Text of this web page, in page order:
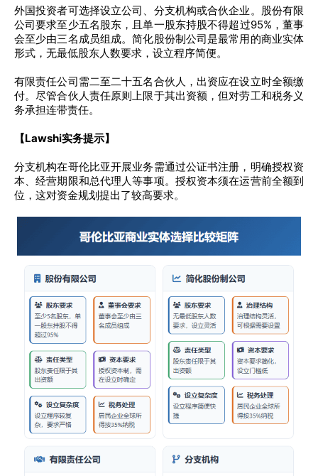
外国投资者可选择设立公司、分支机构或合伙企业。股份有限
公司要求至少五名股东，且单一股东持股不得超过95%，董事
会至少由三名成员组成。简化股份制公司是最常用的商业实体
形式，无最低股东人数要求，设立程序简便。
有限责任公司需二至二十五名合伙人，出资应在设立时全额缴
付。尽管合伙人责任原则上限于其出资额，但对劳工和税务义
务承担连带责任。
【Lawshi实务提示】
分支机构在哥伦比亚开展业务需通过公证书注册，明确授权资
本、经营期限和总代理人等事项。授权资本须在运营前全额到
位，这对资金规划提出了较高要求。